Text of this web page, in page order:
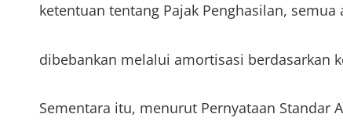
ketentuan tentang Pajak Penghasilan,
dibebankan melalui amortisasi berdasarkan
Sementara itu, menurut Pernyataan Standar